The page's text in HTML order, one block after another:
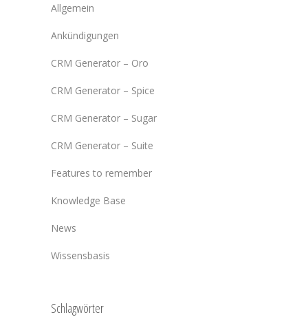
Allgemein
Ankündigungen
CRM Generator – Oro
CRM Generator – Spice
CRM Generator – Sugar
CRM Generator – Suite
Features to remember
Knowledge Base
News
Wissensbasis
Schlagwörter